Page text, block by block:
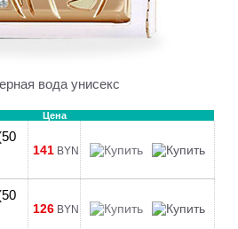
вода унисекс
Цена
141 BYN
126 BYN